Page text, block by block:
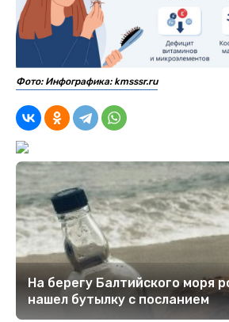
Фото: Инфографика: kmsssr.ru
На берегу Балтийского моря
нашел бутылку с посланием